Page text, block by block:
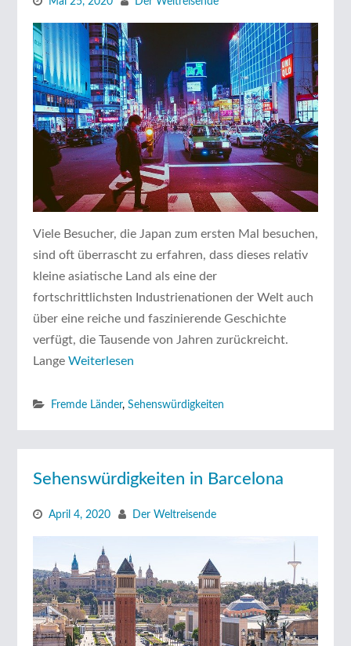
Viele Besucher, die Japan zum ersten Mal besuchen,
sind oft überrascht zu erfahren, dass dieses relativ
kleine asiatische Land als eine der
fortschrittlichsten Industrienationen der Welt auch
über eine reiche und faszinierende Geschichte
verfügt, die Tausende von Jahren zurückreicht.
Lange Weiterlesen
Fremde Länder, Sehenswürdigkeiten
Sehenswürdigkeiten in Barcelona
April 4, 2020 Der Weltreisende